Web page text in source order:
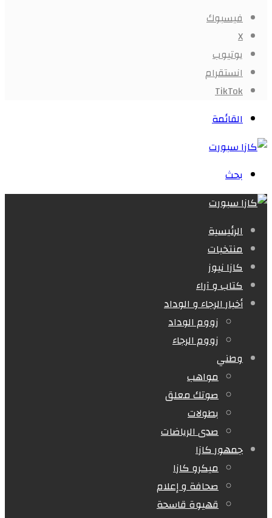
فيسبوك
X
يوتيوب
انستقرام
‫TikTok
القائمة
بحث
الرئيسية
منتخبات
كازا نيوز
كتاب و آراء
أخبار الرجاء و الوداد
زووم الوداد
زووم الرجاء
وطني
مواهب
صوتك معلق
بطولات
صدى الرياضات
جمهور كازا
ميكرو كازا
صحافة و إعلام
قهيوة قاسحة